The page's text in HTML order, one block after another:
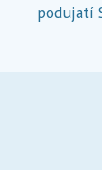
podujatí